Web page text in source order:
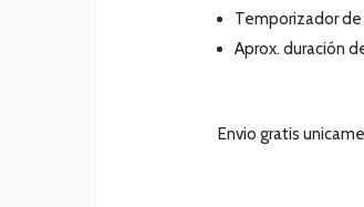
Temporizador
Aprox. duración
Envio gratis